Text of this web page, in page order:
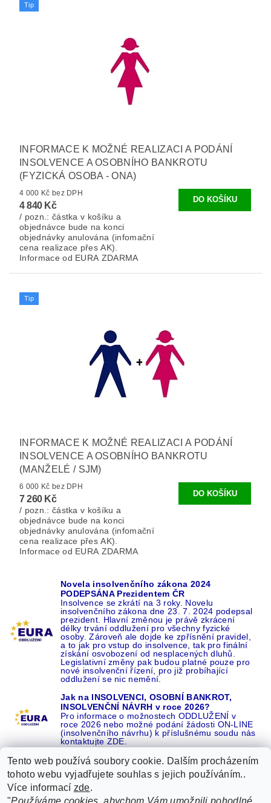
Tip
INFORMACE K MOŽNÉ REALIZACI A PODÁNÍ
INSOLVENCE A OSOBNÍHO BANKROTU
(FYZICKÁ OSOBA - ONA)
4 000 Kč bez DPH
4 840 Kč
/ pozn.: částka v košíku a
objednávce bude na konci
objednávky anulována (infomační
cena realizace přes AK).
Informace od EURA ZDARMA
Tip
INFORMACE K MOŽNÉ REALIZACI A PODÁNÍ
INSOLVENCE A OSOBNÍHO BANKROTU
(MANŽELÉ / SJM)
6 000 Kč bez DPH
7 260 Kč
/ pozn.: částka v košíku a
objednávce bude na konci
objednávky anulována (infomační
cena realizace přes AK).
Informace od EURA ZDARMA
Novela insolvenčního zákona 2024
PODEPSÁNA Prezidentem ČR
Insolvence se zkrátí na 3 roky. Novelu
insolvenčního zákona dne 23. 7. 2024 podepsal
prezident. Hlavní změnou je právě zkrácení
délky trvání oddlužení pro všechny fyzické
osoby. Zároveň ale dojde ke zpřísnění pravidel,
a to jak pro vstup do insolvence, tak pro finální
získání osvobození od nesplacených dluhů.
Legislativní změny pak budou platné pouze pro
nové insolvenční řízení, pro již probíhající
oddlužení se nic nemění.
Jak na INSOLVENCI, OSOBNÍ BANKROT,
INSOLVENČNÍ NÁVRH v roce 2026?
Pro informace o možnostech ODDLUŽENÍ v
roce 2026 nebo možné podání žádosti ON-LINE
(insolvenčního návrhu) k příslušnému soudu nás
kontaktujte ZDE.
Recenze o NÁS na GOOGLE 16 let REFERENCÍ v celé ČR |
Tento web používá soubory cookie. Dalším procházením
tohoto webu vyjadřujete souhlas s jejich používáním..
Více informací zde.
"Používáme cookies, abychom Vám umožnili pohodlné